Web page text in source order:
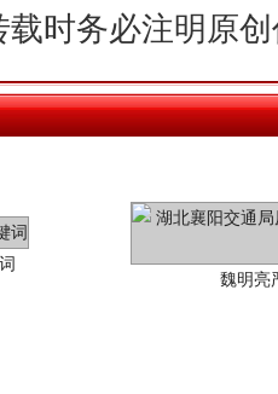
载时务必注明原
魏明亮